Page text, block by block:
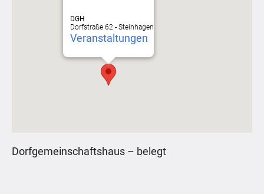
DGH
Dorfstraße 62 - Steinhagen
Veranstaltungen
Dorfgemeinschaftshaus – belegt